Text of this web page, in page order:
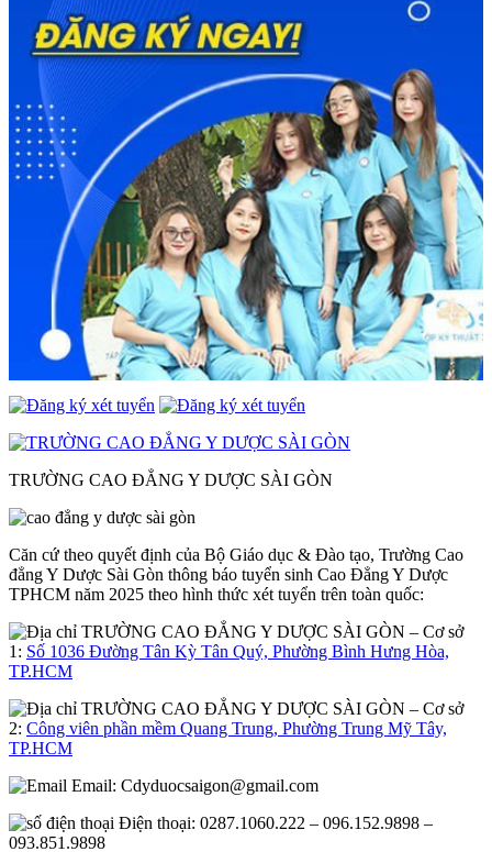
TRƯỜNG CAO ĐẲNG Y DƯỢC SÀI GÒN
Căn cứ theo quyết định của Bộ Giáo dục & Đào tạo, Trường Cao
đẳng Y Dược Sài Gòn thông báo tuyển sinh Cao Đẳng Y Dược
TPHCM năm 2025 theo hình thức xét tuyển trên toàn quốc:
– Cơ sở
1: Số 1036 Đường Tân Kỳ Tân Quý, Phường Bình Hưng Hòa,
TP.HCM
– Cơ sở
2: Công viên phần mềm Quang Trung, Phường Trung Mỹ Tây,
TP.HCM
Email: Cdyduocsaigon@gmail.com
Điện thoại: 0287.1060.222 – 096.152.9898 –
093.851.9898